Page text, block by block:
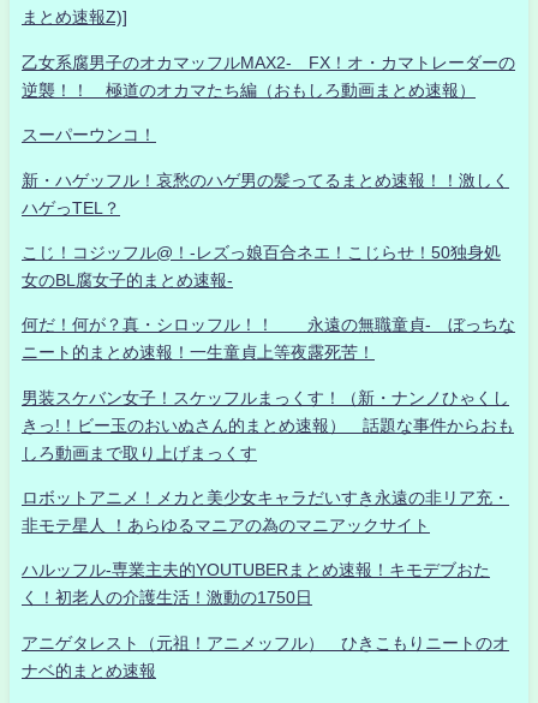
まとめ速報Z)]
乙女系腐男子のオカマッフルMAX2- FX！オ・カマトレーダーの
逆襲！！ 極道のオカマたち編（おもしろ動画まとめ速報）
スーパーウンコ！
新・ハゲッフル！哀愁のハゲ男の髪ってるまとめ速報！！激しく
ハゲっTEL？
こじ！コジッフル@！-レズっ娘百合ネエ！こじらせ！50独身処
女のBL腐女子的まとめ速報-
何だ！何が？真・シロッフル！！ 永遠の無職童貞- ぼっちな
ニート的まとめ速報！一生童貞上等夜露死苦！
男装スケバン女子！スケッフルまっくす！（新・ナンノひゃくし
きっ!！ビー玉のおいぬさん的まとめ速報） 話題な事件からおも
しろ動画まで取り上げまっくす
ロボットアニメ！メカと美少女キャラだいすき永遠の非リア充・
非モテ星人 ！あらゆるマニアの為のマニアックサイト
ハルッフル-専業主夫的YOUTUBERまとめ速報！キモデブおた
く！初老人の介護生活！激動の1750日
アニゲタレスト（元祖！アニメッフル） ひきこもりニートのオ
ナベ的まとめ速報